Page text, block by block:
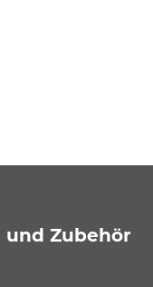
und Zubehör